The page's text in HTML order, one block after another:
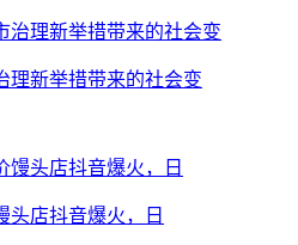
理新举措带来的社会变
头店抖音爆火，日